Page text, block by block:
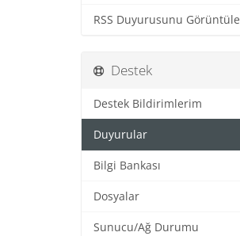
RSS Duyurusunu Görüntüle
Destek
Destek Bildirimlerim
Duyurular
Bilgi Bankası
Dosyalar
Sunucu/Ağ Durumu